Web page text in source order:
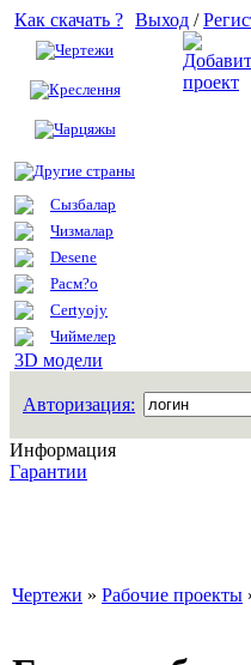
Как скачать ?
Чертежи
Креслення
Чарцяжы
Другие страны
Сызбалар
Чизмалар
Desene
Расм?о
Certyojy
Чиймелер
3D модели
Выход /
Авторизация:
Информация
Гарантии
Чертежи » Рабочие проекты